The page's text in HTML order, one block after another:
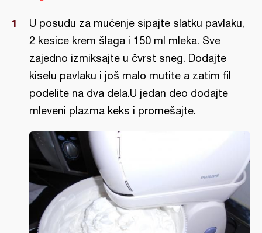
U posudu za mućenje sipajte slatku pavlaku,
2 kesice krem šlaga i 150 ml mleka. Sve
zajedno izmiksajte u čvrst sneg. Dodajte
kiselu pavlaku i još malo mutite a zatim fil
podelite na dva dela.U jedan deo dodajte
mleveni plazma keks i promešajte.